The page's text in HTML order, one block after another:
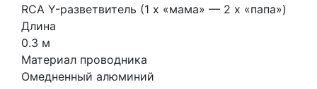
RCA Y-разветвитель (1 х «мама» — 2 х «папа»)
Длина
0.3 м
Материал проводника
Омедненный алюминий